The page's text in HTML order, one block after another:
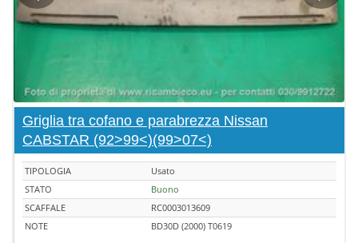
Griglia tra cofano e parabrezza Nissan
CABSTAR (92>99<)(99>07<)
TIPOLOGIA
Usato
STATO
Buono
SCAFFALE
RC0003013609
NOTE
BD30D (2000) T0619